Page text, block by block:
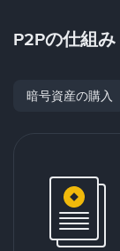
P2Pの仕組み
暗号資産の購入